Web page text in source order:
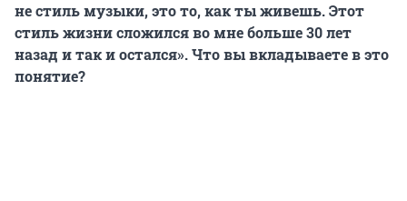
не стиль музыки, это то, как ты живешь. Этот
стиль жизни сложился во мне больше30 лет
назад и так и остался». Что вы вкладываете в это
понятие?